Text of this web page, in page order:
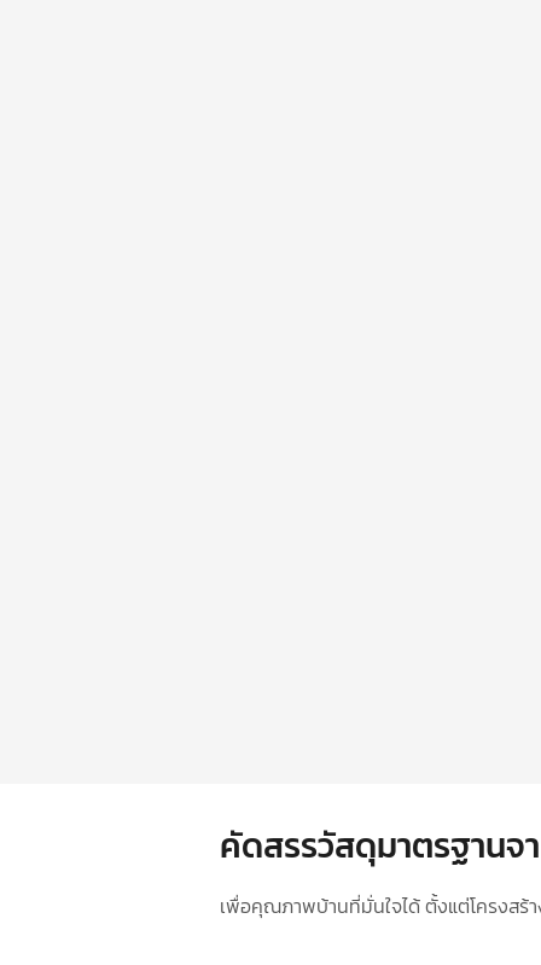
คัดสรรวัสดุมาตรฐานจ
เพื่อคุณภาพบ้านที่มั่นใจได้ ตั้งแต่โครงสร้